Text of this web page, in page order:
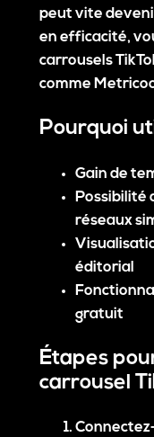
peut vite
en efficacité,
carrousels
comme
Pourquoi
Gain de
Possibilité
réseaux
éditorial
gratuit
Étapes
carrousel